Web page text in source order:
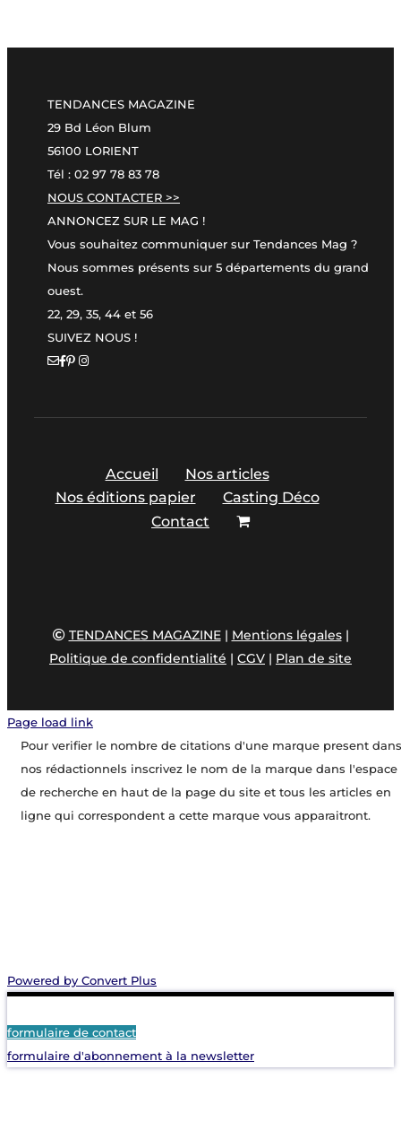
TENDANCES MAGAZINE
29 Bd Léon Blum
56100 LORIENT
Tél : 02 97 78 83 78
NOUS CONTACTER >>
ANNONCEZ SUR LE MAG !
Vous souhaitez communiquer sur Tendances Mag ?
Nous sommes présents sur 5 départements du grand
ouest.
22, 29, 35, 44 et 56
SUIVEZ NOUS !
Accueil
Nos articles
Nos éditions papier
Casting Déco
Contact
TENDANCES MAGAZINE| Mentions légales|
Politique de confidentialité | CGV | Plan de site
Page load link
Pour verifier le nombre de citations d'une marque present dans
nos rédactionnels inscrivez le nom de la marque dans l'espace
de recherche en haut de la page du site et tous les articles en
ligne qui correspondent a cette marque vous apparaitront.
Powered by Convert Plus
formulaire de contact
formulaire d'abonnement à la newsletter